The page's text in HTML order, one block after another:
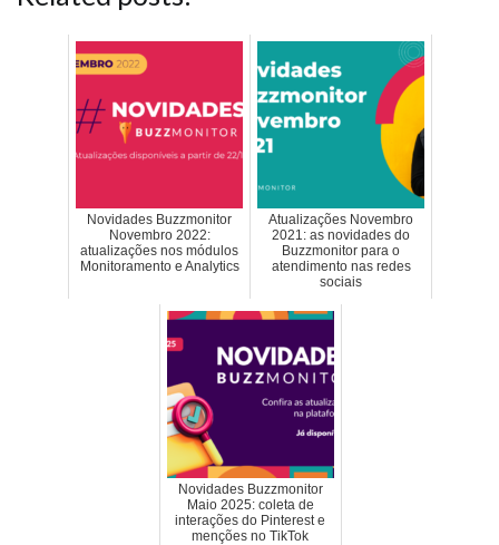
Novidades Buzzmonitor
Novembro 2022:
atualizações nos módulos
Monitoramento e Analytics
Atualizações Novembro
2021: as novidades do
Buzzmonitor para o
atendimento nas redes
sociais
Novidades Buzzmonitor
Maio 2025: coleta de
interações do Pinterest e
menções no TikTok